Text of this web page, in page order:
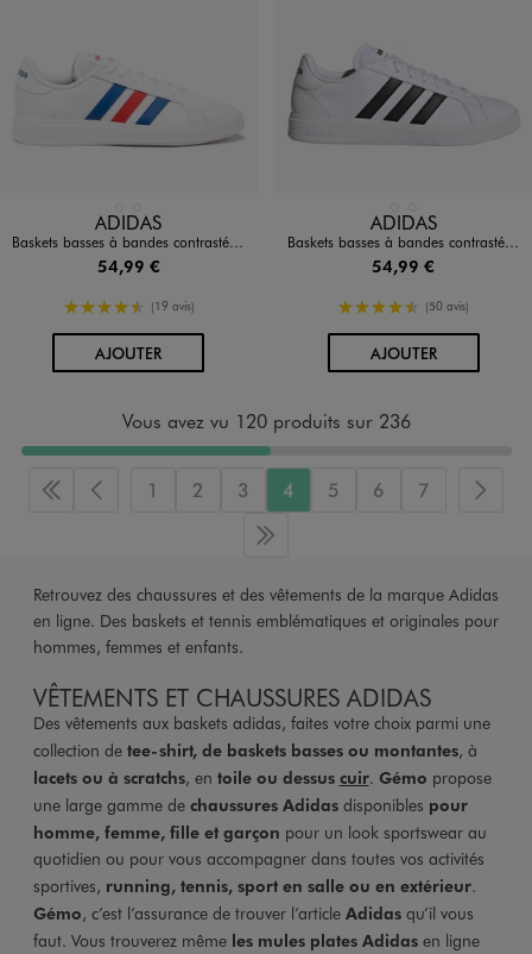
Disponible en 2 coloris
ADIDAS
Baskets basses à bandes contrastées homme - Adidas Grand Court Base
54,99 €
4.5/5 de moyenne
(19 avis)
AJOUTERAU PANIER
Disponible en 2 coloris
ADIDAS
Baskets basses à bandes contrastées homme - Adidas Grand Court Base
54,99 €
4.5/5 de moyenne
(50 avis)
AJOUTERAU PANIER
Vous avez vu 120 produits sur 236
Première page
Page précédente
1 2 3 4 5 6 7
Page
Dernière page
Retrouvez des chaussures et des vêtements de la marque Adidas
en ligne. Des baskets et tennis emblématiques et originales pour
hommes, femmes et enfants.
VÊTEMENTS ET CHAUSSURES ADIDAS
Des vêtements aux baskets adidas, faites votre choix parmi une
collection de tee-shirt, de baskets basses ou montantes, à
lacets ou à scratchs, en toile ou dessus cuir. Gémo propose
une large gamme de chaussures Adidas disponibles pour
homme, femme, fille et garçon pour un look sportswear au
quotidien ou pour vous accompagner dans toutes vos activités
sportives, running, tennis, sport en salle ou en extérieur.
Gémo, c’est l’assurance de trouver l’article Adidasqu’il vous
faut. Vous trouverez même les mules plates Adidasen ligne